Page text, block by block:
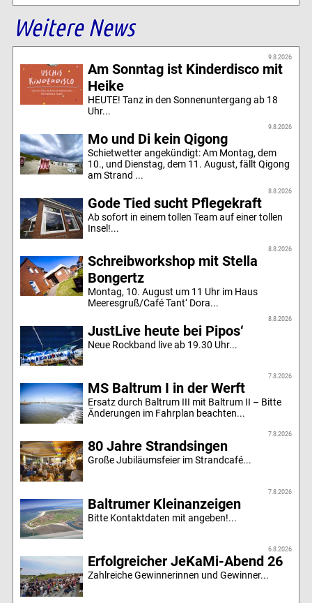
Weitere News
9.8.2026
Am Sonntag ist Kinderdisco mit
Heike
HEUTE! Tanz in den Sonnenuntergang ab 18
Uhr...
9.8.2026
Mo und Di kein Qigong
Schietwetter angekündigt: Am Montag, dem
10., und Dienstag, dem 11. August, fällt Qigong
am Strand ...
8.8.2026
Gode Tied sucht Pflegekraft
Ab sofort in einem tollen Team auf einer tollen
Insel!...
8.8.2026
Schreibworkshop mit Stella
Bongertz
Montag, 10. August um 11 Uhr im Haus
Meeresgruß/Café Tant‘ Dora...
8.8.2026
JustLive heute bei Pipos‘
Neue Rockband live ab 19.30 Uhr...
7.8.2026
MS Baltrum I in der Werft
Ersatz durch Baltrum III mit Baltrum II – Bitte
Änderungen im Fahrplan beachten...
7.8.2026
80 Jahre Strandsingen
Große Jubiläumsfeier im Strandcafé...
7.8.2026
Baltrumer Kleinanzeigen
Bitte Kontaktdaten mit angeben!...
6.8.2026
Erfolgreicher JeKaMi-Abend 26
Zahlreiche Gewinnerinnen und Gewinner...